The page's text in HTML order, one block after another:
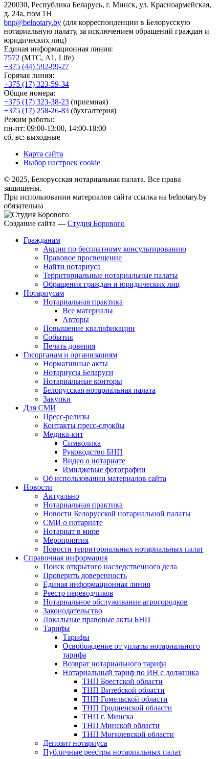
220030, Республика Беларусь, г. Минск, ул. Красноармейская,
д. 24а, пом 1Н
bnp@belnotary.by (для корреспонденции в Белорусскую
нотариальную палату, за исключением обращений граждан и
юридических лиц)
Единая информационная линия:
7572 (МТС, A1, Life)
+375 (44) 592-99-27
Горячая линия:
+375 (17) 323-59-34
Общие номера:
+375 (17) 323-38-23 (приемная)
+375 (17) 258-26-83 (бухгалтерия)
Режим работы:
пн-пт: 09:00-13:00, 14:00-18:00
сб, вс: выходные
Карта сайта
Выбор настроек cookie
© 2025, Белорусская нотариальная палата. Все права
защищены.
При использовании материалов сайта ссылка на belnotary.by
обязательна
Создание сайта — Студия Борового
Гражданам
Акции по бесплатному консультированию
Правовое просвещение
Найти нотариуса
Территориальные нотариальные палаты
Обращения граждан и юридических лиц
Нотариусам
Нотариальная практика
Все материалы
Авторы
Повышение квалификации
События
Печать доверия
Госорганам и организациям
Нормативные акты
Нотариусы Беларуси
Нотариальные конторы
Белорусская нотариальная палата
Закупки
Для СМИ
Пресс-релизы
Контакты пресс-службы
Медика-кит
Символика
Руководство БНП
Видео о нотариате
Имиджевые фотографии
Об использовании материалов сайта
Новости
Актуально
Нотариальная практика
Новости Белорусской нотариальной палаты
СМИ о нотариате
Нотариат в мире
Мероприятия
Новости территориальных нотариальных палат
Справочная информация
Поиск открытого наследственного дела
Проверить доверенность
Единая информационная линия
Реестр переводчиков
Нотариальное обслуживание агрогородков
Законодательство
Локальные правовые акты БНП
Тарифы
Тарифы
Освобождение от уплаты нотариального
тарифа
Возврат нотариального тарифа
Нотариальный тариф по ИН с должника
ТНП Брестской области
ТНП Витебской области
ТНП Гомельской области
ТНП Гродненской области
ТНП г. Минска
ТНП Минской области
ТНП Могилевской области
Депозит нотариуса
Публичные реестры нотариальных палат